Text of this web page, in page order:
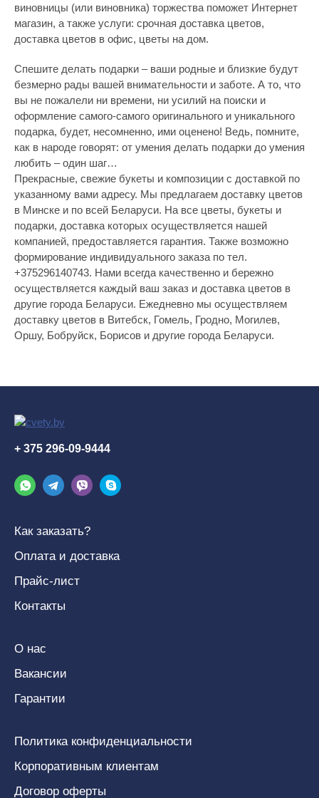
виновницы (или виновника) торжества поможет Интернет
магазин, а также услуги: срочная доставка цветов,
доставка цветов в офис, цветы на дом.
Спешите делать подарки – ваши родные и близкие будут
безмерно рады вашей внимательности и заботе. А то, что
вы не пожалели ни времени, ни усилий на поиски и
оформление самого-самого оригинального и уникального
подарка, будет, несомненно, ими оценено! Ведь, помните,
как в народе говорят: от умения делать подарки до умения
любить – один шаг…
Прекрасные, свежие букеты и композиции с доставкой по
указанному вами адресу. Мы предлагаем доставку цветов
в Минске и по всей Беларуси. На все цветы, букеты и
подарки, доставка которых осуществляется нашей
компанией, предоставляется гарантия. Также возможно
формирование индивидуального заказа по тел.
+375296140743. Нами всегда качественно и бережно
осуществляется каждый ваш заказ и доставка цветов в
другие города Беларуси. Ежедневно мы осуществляем
доставку цветов в Витебск, Гомель, Гродно, Могилев,
Оршу, Бобруйск, Борисов и другие города Беларуси.
Как заказать?
Оплата и доставка
Прайс-лист
Контакты
О нас
Вакансии
Гарантии
Политика конфиденциальности
Корпоративным клиентам
Договор оферты
+ 375 296-09-9444